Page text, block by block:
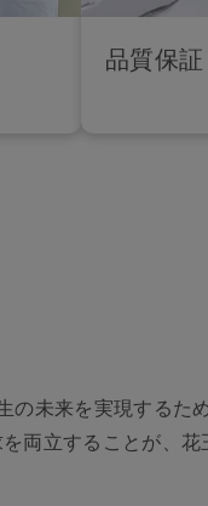
品質保証
未来を実現するた
両立することが、花